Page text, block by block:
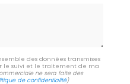
des données transmises
le suivi et le traitement de ma
ne sera faite des
de confidentialité)